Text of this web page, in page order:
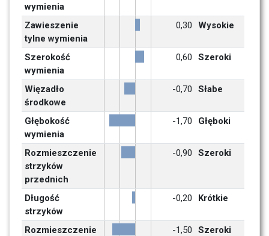
wymienia
Zawieszenie
tylne wymienia
0,30 Wysokie
Szerokość
wymienia
0,60 Szeroki
Więzadło
środkowe
-0,70 Słabe
Głębokość
wymienia
-1,70 Głęboki
Rozmieszczenie
strzyków
przednich
-0,90 Szeroki
Długość
strzyków
-0,20 Krótkie
Rozmieszczenie
-1,50 Szeroki